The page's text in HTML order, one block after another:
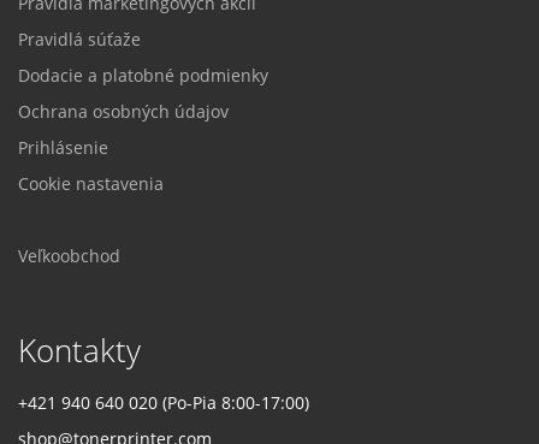
Pravidlá súťaže
Dodacie a platobné podmienky
Ochrana osobných údajov
Prihlásenie
Cookie nastavenia
Veľkoobchod
Kontakty
+421 940 640 020 (Po-Pia 8:00-17:00)
shop@tonerprinter.com